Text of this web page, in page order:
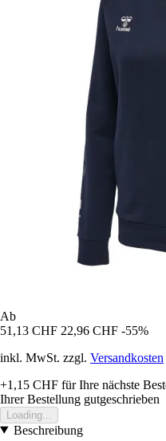
Ab
51,13 CHF 22,96 CHF -55%
inkl. MwSt. zzgl. Versandkosten
+1,15 CHF für Ihre nächste
Ihrer Bestellung gutgeschrieben
Loading...
Beschreibung